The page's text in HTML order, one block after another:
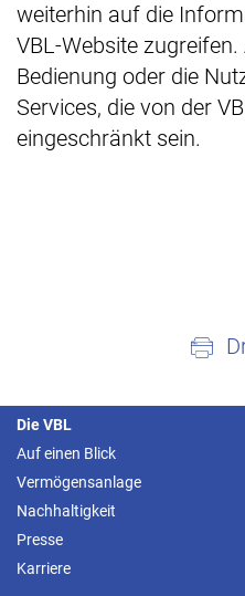
weiterhin auf die
VBL-Website
Bedienung oder die
Services, die von der
eingeschränkt sein.
Die VBL
Auf einen Blick
Vermögensanlage
Nachhaltigkeit
Presse
Karriere